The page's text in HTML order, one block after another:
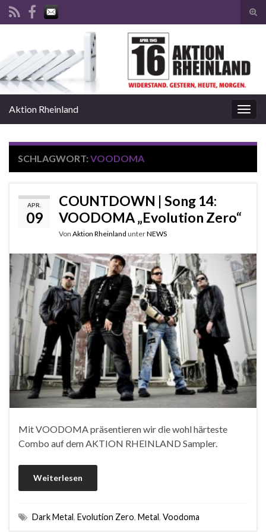
Search for:
Aktion Rheinland
SCHLAGWORT:VOODOMA
APR.
09
COUNTDOWN | Song 14:
VOODOMA „Evolution Zero“
Von Aktion Rheinland unterNEWS
Mit VOODOMA präsentieren wir die wohl härteste
Combo auf dem AKTION RHEINLAND Sampler.
Weiterlesen
Dark Metal, Evolution Zero, Metal, Voodoma